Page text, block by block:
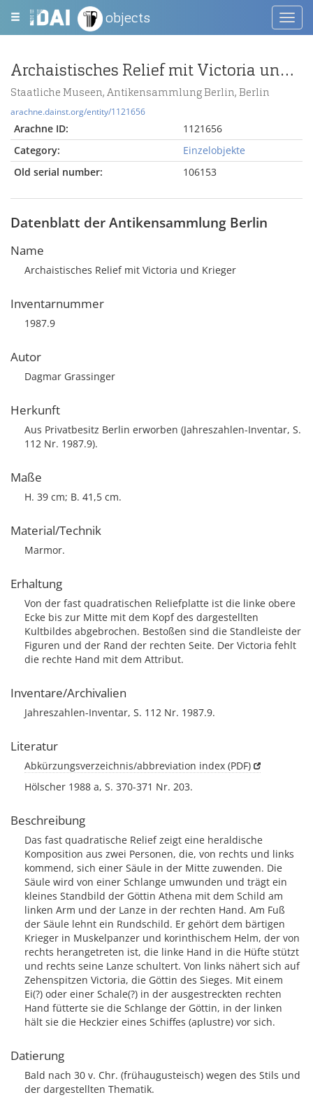
objects
Archaistisches Relief mit Victoria und Krieger
Staatliche Museen, Antikensammlung Berlin, Berlin
arachne.dainst.org/entity/1121656
Arachne ID:
1121656
Category:
Einzelobjekte
Old serial number:
106153
Datenblatt der Antikensammlung Berlin
Name
Archaistisches Relief mit Victoria und Krieger
Inventarnummer
1987.9
Autor
Dagmar Grassinger
Herkunft
Aus Privatbesitz Berlin erworben (Jahreszahlen-Inventar, S.
112 Nr. 1987.9).
Maße
H. 39 cm; B. 41,5 cm.
Material/Technik
Marmor.
Erhaltung
Von der fast quadratischen Reliefplatte ist die linke obere
Ecke bis zur Mitte mit dem Kopf des dargestellten
Kultbildes abgebrochen. Bestoßen sind die Standleiste der
Figuren und der Rand der rechten Seite. Der Victoria fehlt
die rechte Hand mit dem Attribut.
Inventare/Archivalien
Jahreszahlen-Inventar, S. 112 Nr. 1987.9.
Literatur
Abkürzungsverzeichnis/abbreviation index (PDF)
Hölscher 1988 a, S. 370-371 Nr. 203.
Beschreibung
Das fast quadratische Relief zeigt eine heraldische
Komposition aus zwei Personen, die, von rechts und links
kommend, sich einer Säule in der Mitte zuwenden. Die
Säule wird von einer Schlange umwunden und trägt ein
kleines Standbild der Göttin Athena mit dem Schild am
linken Arm und der Lanze in der rechten Hand. Am Fuß
der Säule lehnt ein Rundschild. Er gehört dem bärtigen
Krieger in Muskelpanzer und korinthischem Helm, der von
rechts herangetreten ist, die linke Hand in die Hüfte stützt
und rechts seine Lanze schultert. Von links nähert sich auf
Zehenspitzen Victoria, die Göttin des Sieges. Mit einem
Ei(?) oder einer Schale(?) in der ausgestreckten rechten
Hand fütterte sie die Schlange der Göttin, in der linken
hält sie die Heckzier eines Schiffes (aplustre) vor sich.
Datierung
Bald nach 30 v. Chr. (frühaugusteisch) wegen des Stils und
der dargestellten Thematik.